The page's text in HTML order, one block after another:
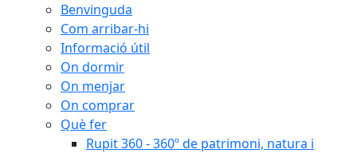
Benvinguda
Com arribar-hi
Informació útil
On dormir
On menjar
On comprar
Què fer
Rupit 360 - 360º de patrimoni, natura i